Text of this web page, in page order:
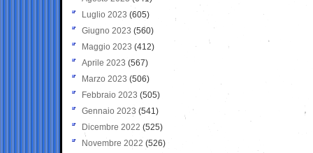
Luglio 2023 (605)
Giugno 2023 (560)
Maggio 2023 (412)
Aprile 2023 (567)
Marzo 2023 (506)
Febbraio 2023 (505)
Gennaio 2023 (541)
Dicembre 2022 (525)
Novembre 2022 (526)